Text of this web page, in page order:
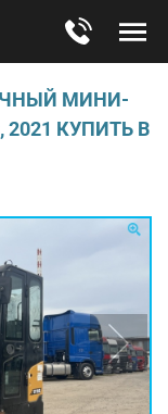
МИНИ-
2021 КУПИТЬ В